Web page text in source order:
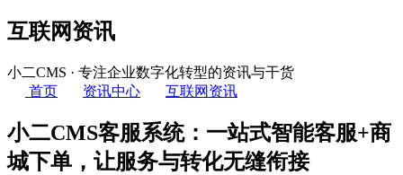
互联网资讯
小二CMS · 专注企业数字化转型的资讯与干货
首页
资讯中心 互联网资讯
小二CMS客服系统：一站式智能客服+商
城下单，让服务与转化无缝衔接